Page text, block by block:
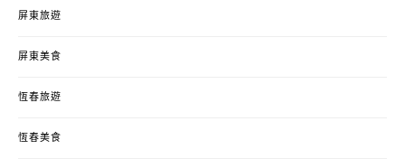
屏東旅遊
屏東美食
恆春旅遊
恆春美食